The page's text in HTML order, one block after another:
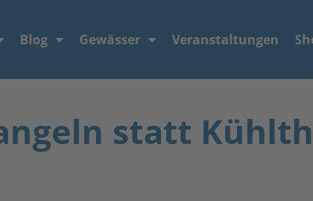
Blog Gewässer Veranstaltungen
statt